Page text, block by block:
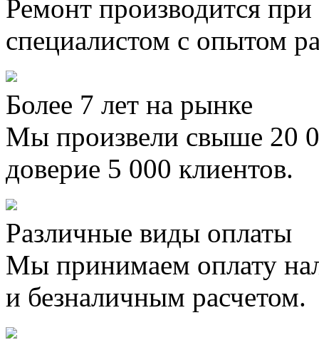
Ремонт производится
специалистом с опытом
Более 7 лет на рынке
Мы произвели свыше 20
доверие 5 000 клиентов.
Различные виды оплаты
Мы принимаем оплату
и безналичным расчетом.